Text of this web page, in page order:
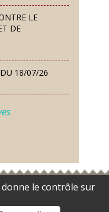
le contrôle sur
octobre
LE
DE
18/07/26
SÉCHERESSE
site
Gestion des cookies